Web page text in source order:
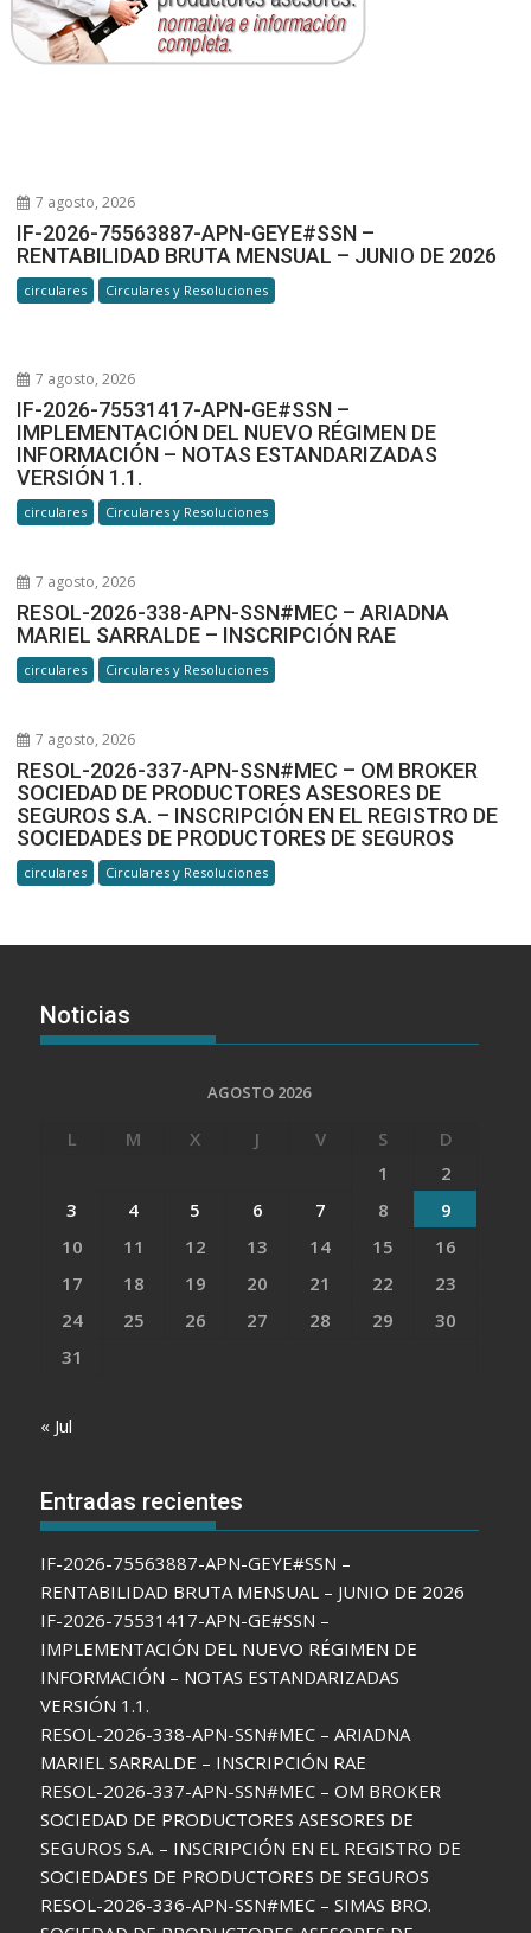
7 agosto, 2026
IF-2026-75563887-APN-GEYE#SSN –
RENTABILIDAD BRUTA MENSUAL – JUNIO DE 2026
circulares Circulares y Resoluciones
7 agosto, 2026
IF-2026-75531417-APN-GE#SSN –
IMPLEMENTACIÓN DEL NUEVO RÉGIMEN DE
INFORMACIÓN – NOTAS ESTANDARIZADAS
VERSIÓN 1.1.
circulares Circulares y Resoluciones
7 agosto, 2026
RESOL-2026-338-APN-SSN#MEC – ARIADNA
MARIEL SARRALDE – INSCRIPCIÓN RAE
circulares Circulares y Resoluciones
7 agosto, 2026
RESOL-2026-337-APN-SSN#MEC – OM BROKER
SOCIEDAD DE PRODUCTORES ASESORES DE
SEGUROS S.A. – INSCRIPCIÓN EN EL REGISTRO DE
SOCIEDADES DE PRODUCTORES DE SEGUROS
circulares Circulares y Resoluciones
Noticias
AGOSTO 2026
L M X J V S
D
1
2
3
4 5 6 7 8
9
10
11 12 13 14 15
16
17
18 19 20 21 22
23
24
25 26 27 28 29
30
31
« Jul
Entradas recientes
IF-2026-75563887-APN-GEYE#SSN –
RENTABILIDAD BRUTA MENSUAL – JUNIO DE 2026
IF-2026-75531417-APN-GE#SSN –
IMPLEMENTACIÓN DEL NUEVO RÉGIMEN DE
INFORMACIÓN – NOTAS ESTANDARIZADAS
VERSIÓN 1.1.
RESOL-2026-338-APN-SSN#MEC – ARIADNA
MARIEL SARRALDE – INSCRIPCIÓN RAE
RESOL-2026-337-APN-SSN#MEC – OM BROKER
SOCIEDAD DE PRODUCTORES ASESORES DE
SEGUROS S.A. – INSCRIPCIÓN EN EL REGISTRO DE
SOCIEDADES DE PRODUCTORES DE SEGUROS
RESOL-2026-336-APN-SSN#MEC – SIMAS BRO.